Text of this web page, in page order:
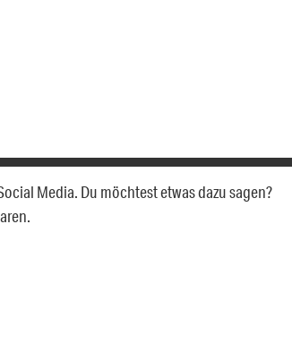
Media. Du möchtest etwas dazu sagen?